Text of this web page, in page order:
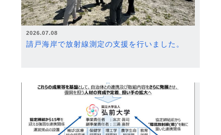
2026.07.08
請戸海岸で放射線測定の支援を行いました。